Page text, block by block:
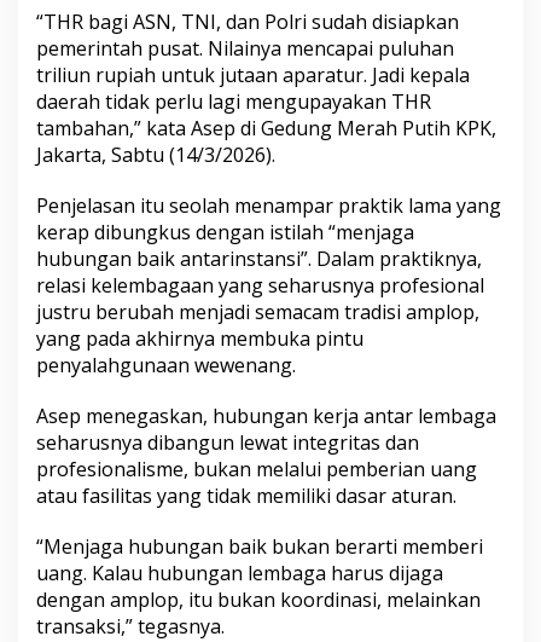
u
t
a
u
n
t
u
T
H
F
o
r
k
o
p
m
d
a
“THR bagi ASN, TNI, dan Polri sudah disiapkan
pemerintah pusat. Nilainya mencapai puluhan
triliun rupiah untuk jutaan aparatur. Jadi kepala
daerah tidak perlu lagi mengupayakan THR
tambahan,” kata Asep di Gedung Merah Putih KPK,
Jakarta, Sabtu (14/3/2026).
Penjelasan itu seolah menampar praktik lama yang
kerap dibungkus dengan istilah “menjaga
hubungan baik antarinstansi”. Dalam praktiknya,
relasi kelembagaan yang seharusnya profesional
justru berubah menjadi semacam tradisi amplop,
yang pada akhirnya membuka pintu
penyalahgunaan wewenang.
Asep menegaskan, hubungan kerja antar lembaga
seharusnya dibangun lewat integritas dan
profesionalisme, bukan melalui pemberian uang
atau fasilitas yang tidak memiliki dasar aturan.
“Menjaga hubungan baik bukan berarti memberi
uang. Kalau hubungan lembaga harus dijaga
dengan amplop, itu bukan koordinasi, melainkan
transaksi,” tegasnya.